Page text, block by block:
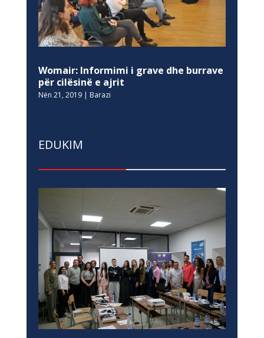
Womair: Informimi i grave dhe burrave
për cilësinë e ajrit
Nën 21, 2019| Barazi
EDUKIM